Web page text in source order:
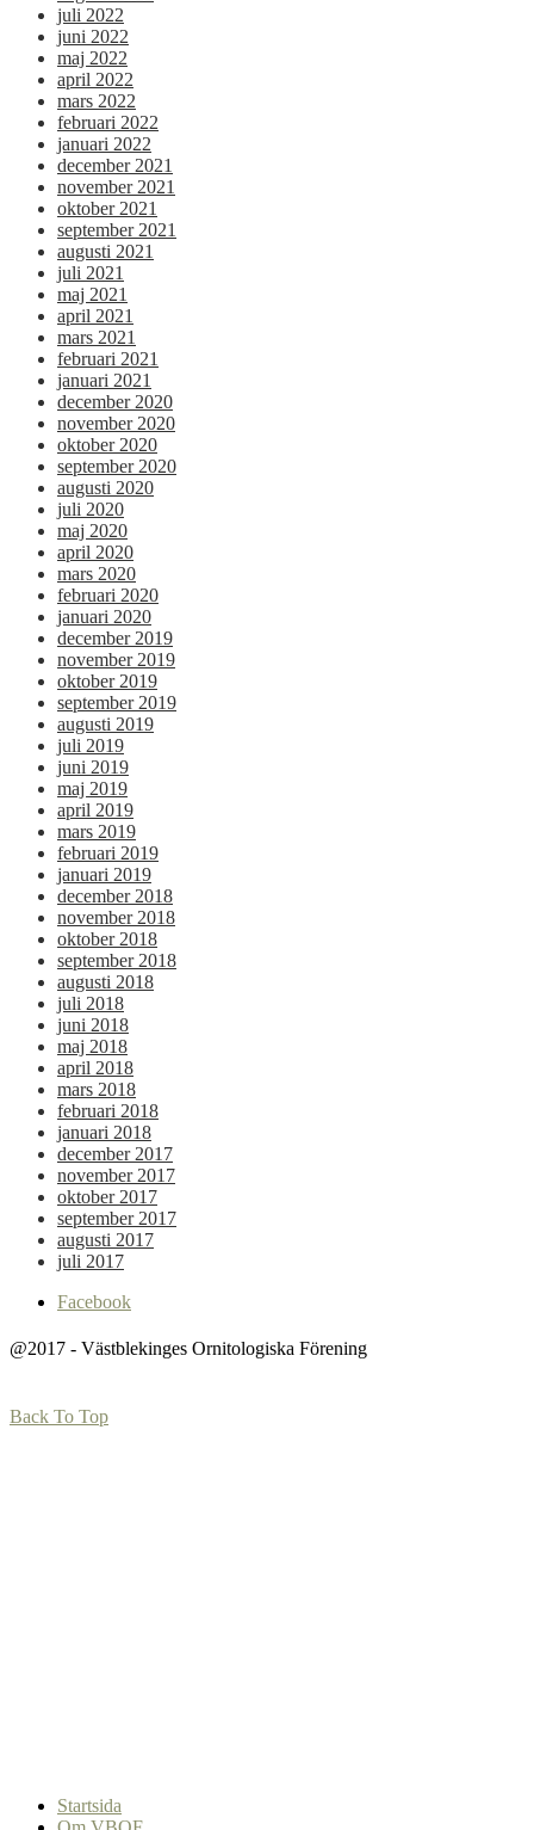
juli 2022
juni 2022
maj 2022
april 2022
mars 2022
februari 2022
januari 2022
december 2021
november 2021
oktober 2021
september 2021
augusti 2021
juli 2021
maj 2021
april 2021
mars 2021
februari 2021
januari 2021
december 2020
november 2020
oktober 2020
september 2020
augusti 2020
juli 2020
maj 2020
april 2020
mars 2020
februari 2020
januari 2020
december 2019
november 2019
oktober 2019
september 2019
augusti 2019
juli 2019
juni 2019
maj 2019
april 2019
mars 2019
februari 2019
januari 2019
december 2018
november 2018
oktober 2018
september 2018
augusti 2018
juli 2018
juni 2018
maj 2018
april 2018
mars 2018
februari 2018
januari 2018
december 2017
november 2017
oktober 2017
september 2017
augusti 2017
juli 2017
Facebook
@2017 - Västblekinges Ornitologiska Förening
Back To Top
Startsida